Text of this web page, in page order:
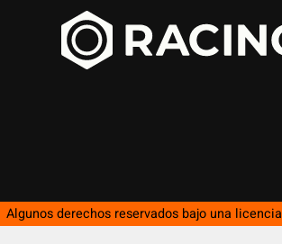
Algunos derechos reservados bajo una licencia